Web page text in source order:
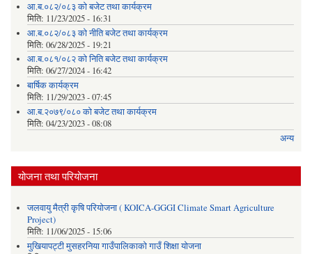
आ.ब.०८२/०८३ को बजेट तथा कार्यक्रम
मिति: 11/23/2025 - 16:31
आ.ब.०८२/०८३ को नीति बजेट तथा कार्यक्रम
मिति: 06/28/2025 - 19:21
आ.ब.०८१/०८२ को निति बजेट तथा कार्यक्रम
मिति: 06/27/2024 - 16:42
बार्षिक कार्यक्रम
मिति: 11/29/2023 - 07:45
आ.ब.२०७९/०८० को बजेट तथा कार्यक्रम
मिति: 04/23/2023 - 08:08
अन्य
योजना तथा परियोजना
जलवायु मैत्री कृषि परियोजना ( KOICA-GGGI Climate Smart Agriculture
Project)
मिति: 11/06/2025 - 15:06
मुखियापट्टी मुसहरनिया गाउँपालिकाको गाउँ शिक्षा योजना